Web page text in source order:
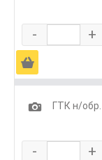
- +
Ä
1
ГТК н/
- +